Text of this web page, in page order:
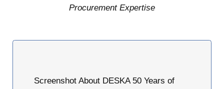
Procurement Expertise
Screenshot About DESKA 50 Years of